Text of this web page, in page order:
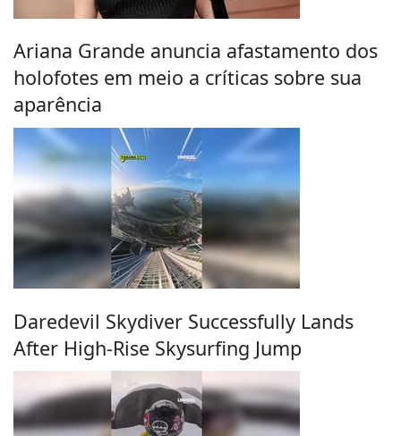
Ariana Grande anuncia afastamento dos
holofotes em meio a críticas sobre sua
aparência
Daredevil Skydiver Successfully Lands
After High-Rise Skysurfing Jump